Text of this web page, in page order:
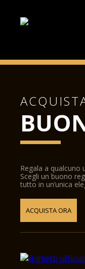
Regala a qualcuno
Scegli un buono
tutto in un’unica
ACQUISTA ORA